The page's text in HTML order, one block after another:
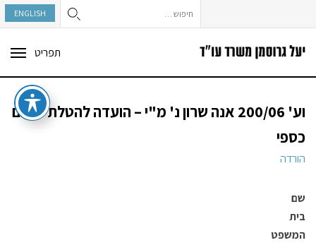
ENGLISH
תפריט
וע' 200/06 אנה שרון נ' מ"י – הועדה להטלת עיצום
כספי
הורדה
שם
בית
המשפט